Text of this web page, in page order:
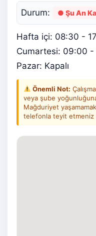
Durum: ● Şu An
Hafta içi: 08:30 -
Cumartesi: 09:00 -
Pazar: Kapalı
Önemli Not:
veya şube
Mağduriyet
telefonla teyit etmeniz